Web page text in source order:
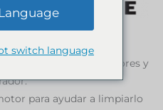
MAYOR DURACIÓN.
para limpiar los inyectores y
para ayudar a limpiarlo
switch language